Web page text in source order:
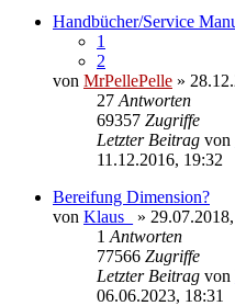
Handbücher/Service
1
2
von MrPellePelle »
27 Antworten
69357 Zugriffe
Letzter Beitrag von
11.12.2016, 19:32
Bereifung Dimension?
von Klaus_
»
1 Antworten
77566 Zugriffe
Letzter Beitrag von
06.06.2023, 18:31